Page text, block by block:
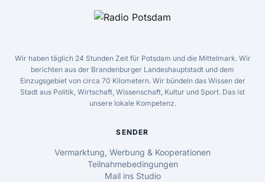
Wir haben täglich 24 Stunden Zeit für Potsdam und die Mittelmark. Wir
berichten aus der Brandenburger Landeshauptstadt und dem
Einzugsgebiet von circa 70 Kilometern. Wir bündeln das Wissen der
Stadt aus Politik, Wirtschaft, Wissenschaft, Kultur und Sport. Das ist
unsere lokale Kompetenz.
SENDER
Vermarktung, Werbung & Kooperationen
Teilnahmebedingungen
Mail ins Studio